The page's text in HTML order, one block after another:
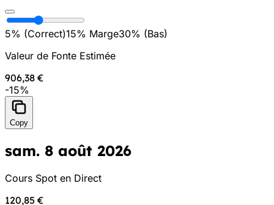
5% (Correct)15% Marge30% (Bas)
Valeur de Fonte Estimée
906,38 €
-15%
Copy
sam. 8 août 2026
Cours Spot en Direct
120,85 €